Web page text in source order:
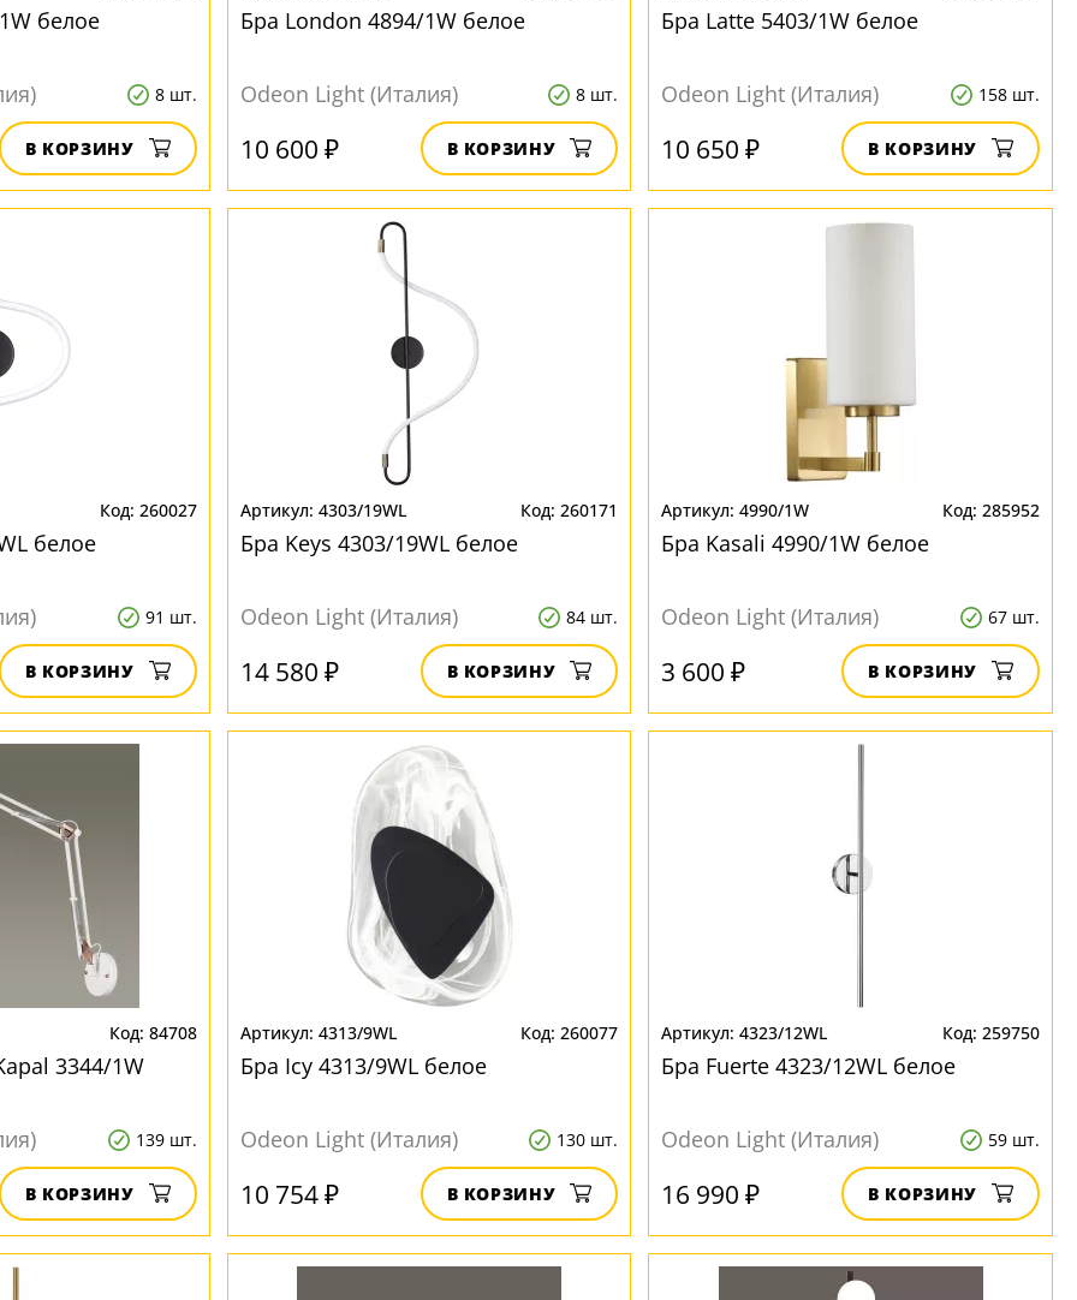
белое
8 шт.
В КОРЗИНУ
Бра London 4894/1W белое
Odeon Light (Италия) 8 шт.
10 600 ₽ В КОРЗИНУ
Бра Latte 5403/1W белое
Odeon Light (Италия) 158 шт.
10 650 ₽ В КОРЗИНУ
260027
белое
91 шт.
В КОРЗИНУ
4303/19WL 260171
Бра Keys 4303/19WL белое
Odeon Light (Италия) 84 шт.
14 580 ₽ В КОРЗИНУ
4990/1W 285952
Бра Kasali 4990/1W белое
Odeon Light (Италия) 67 шт.
3 600 ₽ В КОРЗИНУ
84708
3344/1W
139 шт.
В КОРЗИНУ
4313/9WL 260077
Бра Icy 4313/9WL белое
Odeon Light (Италия) 130 шт.
10 754 ₽ В КОРЗИНУ
4323/12WL 259750
Бра Fuerte 4323/12WL белое
Odeon Light (Италия) 59 шт.
16 990 ₽ В КОРЗИНУ